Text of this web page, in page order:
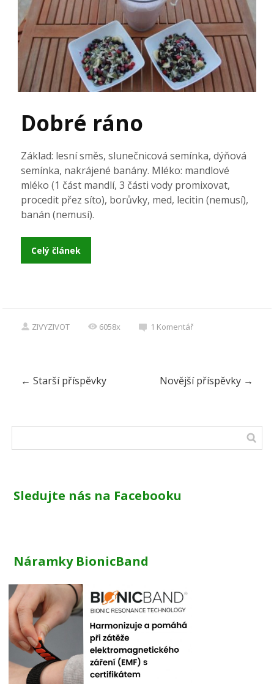
Dobré ráno
Základ: lesní směs, slunečnicová semínka, dýňová
semínka, nakrájené banány. Mléko: mandlové
mléko (1 část mandlí, 3 části vody promixovat,
procedit přez síto), borůvky, med, lecitin (nemusí),
banán (nemusí).
Celý článek
ZIVYZIVOT 6058x 1 Komentář
← Starší příspěvky Novější příspěvky →
Sledujte nás na Facebooku
Náramky BionicBand